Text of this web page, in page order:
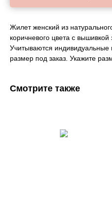
Жилет женский из
коричневого цвета с
Учитываются
размер под заказ. Укажите
Смотрите также